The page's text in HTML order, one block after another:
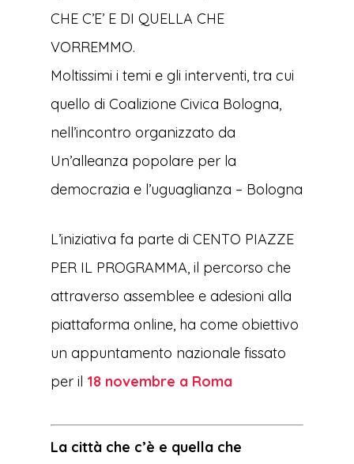
CHE C’E’ E DI QUELLA CHE
VORREMMO.
Moltissimi i temi e gli interventi, tra cui
quello di Coalizione Civica Bologna,
nell’incontro organizzato da
Un’alleanza popolare per la
democrazia e l’uguaglianza – Bologna
L’iniziativa fa parte di CENTO PIAZZE
PER IL PROGRAMMA, il percorso che
attraverso assemblee e adesioni alla
piattaforma online, ha come obiettivo
un appuntamento nazionale fissato
per il 18 novembre a Roma
La città che c’è e quella che